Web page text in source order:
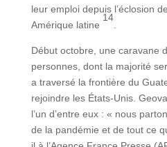
leur emploi depuis l’éclosion
Amérique latine
14
Début octobre, une caravane
personnes, dont la majorité
a traversé la frontière du
rejoindre les États-Unis.
l’un d’entre eux : « nous
de la pandémie et de tout ce